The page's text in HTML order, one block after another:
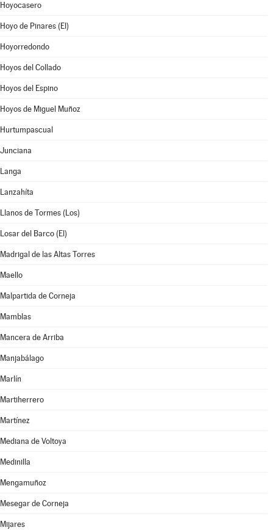
Hoyocasero
Hoyo de Pinares (El)
Hoyorredondo
Hoyos del Collado
Hoyos del Espino
Hoyos de Miguel Muñoz
Hurtumpascual
Junciana
Langa
Lanzahíta
Llanos de Tormes (Los)
Losar del Barco (El)
Madrigal de las Altas Torres
Maello
Malpartida de Corneja
Mamblas
Mancera de Arriba
Manjabálago
Marlín
Martiherrero
Martínez
Mediana de Voltoya
Medinilla
Mengamuñoz
Mesegar de Corneja
Mijares